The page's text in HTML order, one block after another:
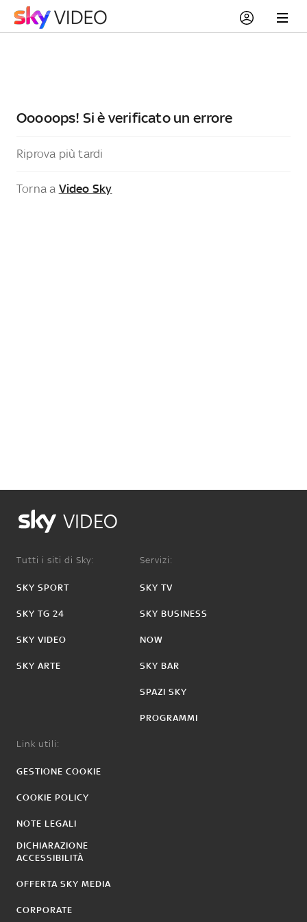
Ooooops! Si è verificato un errore
Riprova più tardi
Torna a Video Sky
VIDEO
Tutti i siti di Sky:
SKY SPORT
SKY TG 24
SKY VIDEO
SKY ARTE
Servizi:
SKY TV
SKY BUSINESS
NOW
SKY BAR
SPAZI SKY
PROGRAMMI
Link utili:
GESTIONE COOKIE
COOKIE POLICY
NOTE LEGALI
DICHIARAZIONE
ACCESSIBILITÀ
OFFERTA SKY MEDIA
CORPORATE